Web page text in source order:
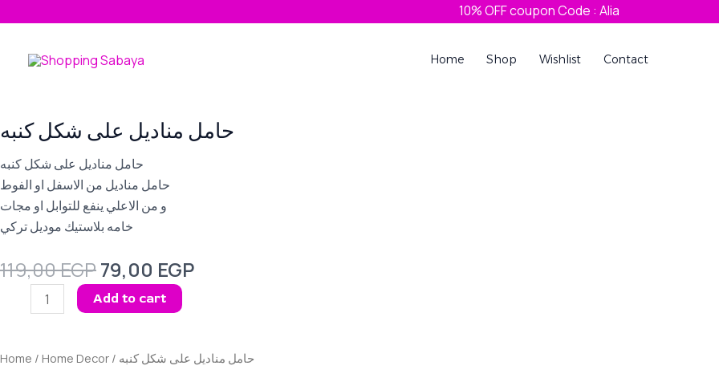
content
10% OFF coupon Code : Alia
Home Shop Wishlist Contact
حامل مناديل على شكل كنبه
حامل مناديل على شكل كنبه
حامل مناديل من الاسفل او الفوط
و من الاعلي ينفع للتوابل او مجات
خامه بلاستيك موديل تركي
119,00EGPOriginal
price
was:
79,00 EGPCurrent
مناديل
شكل
Add to cart
Home / Home Decor / حامل مناديل على شكل كنبه